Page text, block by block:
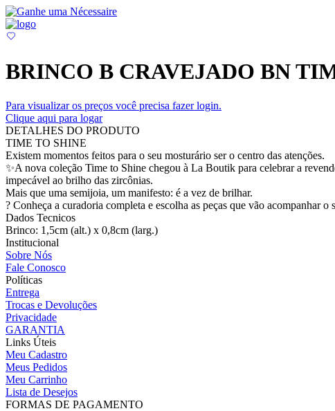
BRINCO B CRAVEJADO BN
Para visualizar os preços você precisa fazer login.
Clique aqui para logar
DETALHES DO PRODUTO
TIME TO SHINE
Existem momentos feitos para o seu mosturário ser o centro das atenções.
✨A nova coleção Time to Shine chegou à La Boutik para celebrar a
impecável ao brilho das zircônias.
Mais que uma semijoia, um manifesto: é a vez de brilhar.
? Conheça a curadoria completa e escolha as peças que vão acompanhar o
Dados Tecnicos
Brinco: 1,5cm (alt.) x 0,8cm (larg.)
Institucional
Sobre Nós
Fale Conosco
Políticas
Entrega
Trocas e Devoluções
Privacidade
GARANTIA
Links Úteis
Meu Cadastro
Meus Pedidos
Meu Carrinho
Lista de Desejos
FORMAS DE PAGAMENTO